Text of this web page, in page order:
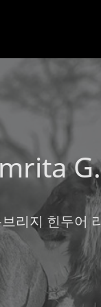
G.
리지 힌두어